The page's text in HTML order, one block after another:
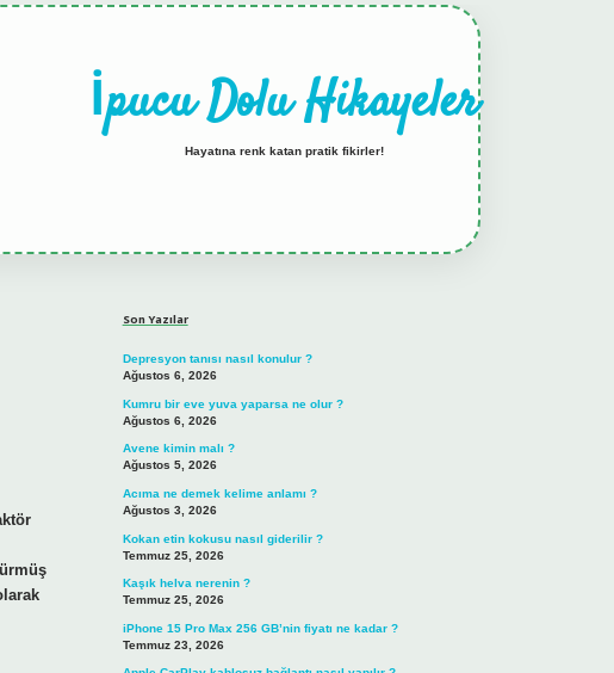
İpucu Dolu Hikayeler
Hayatına renk katan pratik fikirler!
Son Yazılar
Depresyon tanısı nasıl konulur ?
Ağustos 6, 2026
Kumru bir eve yuva yaparsa ne olur ?
Ağustos 6, 2026
Avene kimin malı ?
Ağustos 5, 2026
Acıma ne demek kelime anlamı ?
Ağustos 3, 2026
Kokan etin kokusu nasıl giderilir ?
Temmuz 25, 2026
Kaşık helva nerenin ?
Temmuz 25, 2026
iPhone 15 Pro Max 256 GB’nin fiyatı ne kadar ?
Temmuz 23, 2026